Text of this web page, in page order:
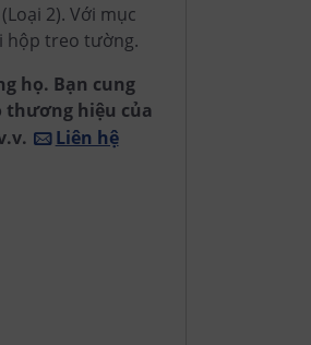
2). Với mục
hộp treo tường.
họ. Bạn cung
thương hiệu của
Liên hệ